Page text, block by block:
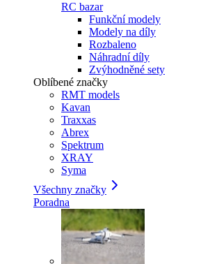
RC bazar
Funkční modely
Modely na díly
Rozbaleno
Náhradní díly
Zvýhodněné sety
Oblíbené značky
RMT models
Kavan
Traxxas
Abrex
Spektrum
XRAY
Syma
Všechny značky
Poradna